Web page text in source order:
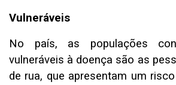
Vulneráveis
No país, as populações
vulneráveis à doença são as
de rua, que apresentam um